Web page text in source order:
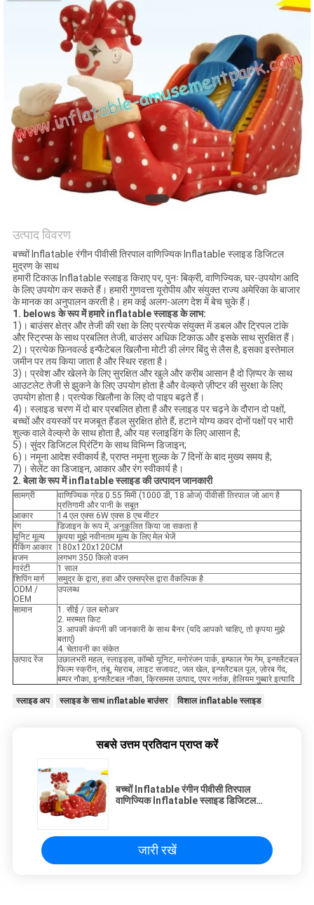
उत्पाद विवरण
बच्चों Inflatable रंगीन पीवीसी तिरपाल वाणिज्यिक Inflatable स्लाइड डिजिटल
मुद्रण के साथ
हमारी टिकाऊ Inflatable स्लाइड किराए पर, पुनः बिक्री, वाणिज्यिक, घर-उपयोग आदि
के लिए उपयोग कर सकते हैं। हमारी गुणवत्ता यूरोपीय और संयुक्त राज्य अमेरिका के बाजार
के मानक का अनुपालन करती है। हम कई अलग-अलग देश में बेच चुके हैं।
1. belows के रूप में हमारे inflatable स्लाइड के लाभ:
1)। बाउंसर क्षेत्र और तेजी की रक्षा के लिए प्रत्येक संयुक्त में डबल और ट्रिपल टांके
और स्ट्रिप्स के साथ प्रबलित तेजी, बाउंसर अधिक टिकाऊ और इसके साथ सुरक्षित हैं।
2)। प्रत्येक फ़िनवर्ल्ड इन्फैटेबल खिलौना मोटी डी लंगर बिंदु से लैस है, इसका इस्तेमाल
जमीन पर तय किया जाता है और स्थिर रहता है।
3)। प्रवेश और खेलने के लिए सुरक्षित और खुले और करीब आसान है दो ज़िप्पर के साथ
आउटलेट तेजी से झुकने के लिए उपयोग होता है और वेल्क्रो ज़ीप्टर की सुरक्षा के लिए
उपयोग होता है। प्रत्येक खिलौना के लिए दो पाइप बढ़ते हैं।
4)। स्लाइड चरण में दो बार प्रबलित होता है और स्लाइड पर चढ़ने के दौरान दो पक्षों,
बच्चों और वयस्कों पर मजबूत हैंडल सुरक्षित होते हैं, हटाने योग्य कवर दोनों पक्षों पर भारी
शुल्क वाले वेल्क्रो के साथ होता है, और यह स्लाइडिंग के लिए आसान है;
5)। सुंदर डिजिटल प्रिंटिंग के साथ विभिन्न डिजाइन;
6)। नमूना आदेश स्वीकार्य है, प्राप्त नमूना शुल्क के 7 दिनों के बाद मुख्य समय है;
7)। सेलेंट का डिजाइन, आकार और रंग स्वीकार्य है।
2. बेला के रूप में inflatable स्लाइड की उत्पादन जानकारी
सामग्री
वाणिज्यिक ग्रेड 0.55 मिमी (1000 डी, 18 ओज) पीवीसी तिरपाल जो आग है
प्रतिगामी और पानी के सबूत
आकार
14 एल एक्स 6W एक्स 8 एच मीटर
रंग
डिजाइन के रूप में, अनुकूलित किया जा सकता है
यूनिट मूल्य
कृपया मुझे नवीनतम मूल्य के लिए मेल भेजें
पैकिंग आकार
180x120x120CM
वजन
लगभग 350 किलो वजन
गारंटी
1 साल
शिपिंग मार्ग
समुद्र के द्वारा, हवा और एक्सप्रेस द्वारा वैकल्पिक है
ODM /
OEM
उपलब्ध
सामान
1. सीई / उल ब्लोअर
2. मरम्मत किट
3. आपकी कंपनी की जानकारी के साथ बैनर (यदि आपको चाहिए, तो कृपया मुझे
बताएं)
4. चेतावनी का संकेत
उत्पाद रेंज
उछालभरी महल, स्लाइड्स, कॉम्बो यूनिट, मनोरंजन पार्क, इम्फाल गेम गेम, इन्फ्लैटबल
फिल्म स्क्रीन, तंबू, मेहराब, लाइट सजावट, जल खेल, इन्फ्लैटबल पूल, ज़ोरब गेंद,
बम्पर नौका, इन्फ्लैटबल नौका, क्रिसमस उत्पाद, एयर नर्तक, हेलियम गुब्बारे इत्यादि
स्लाइड अप स्लाइड के साथ inflatable बाउंसर विशाल inflatable स्लाइड
सबसे उत्तम प्रतिदान प्राप्त करें
बच्चों Inflatable रंगीन पीवीसी तिरपाल
वाणिज्यिक Inflatable स्लाइड डिजिटल
जारी रखें